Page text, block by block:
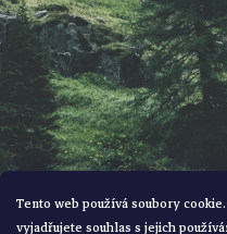
Tento web používá soubory
vyjadřujete souhlas s jejich